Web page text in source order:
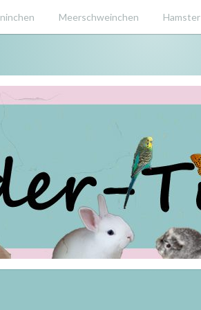
Meerschweinchen Hamster